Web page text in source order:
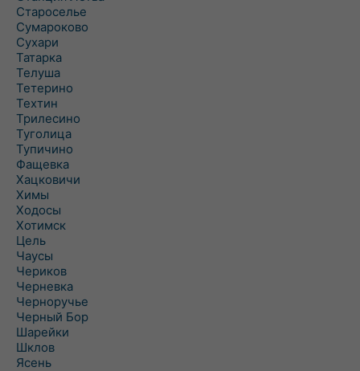
Староселье
Сумароково
Сухари
Татарка
Телуша
Тетерино
Техтин
Трилесино
Туголица
Тупичино
Фащевка
Хацковичи
Химы
Ходосы
Хотимск
Цель
Чаусы
Чериков
Черневка
Черноручье
Черный Бор
Шарейки
Шклов
Ясень